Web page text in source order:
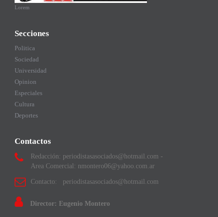
Lorem
Secciones
Politica
Sociedad
Universidad
Opinion
Especiales
Cultura
Deportes
Contactos
Redacción: periodistasasociados@hotmail.com -
Area Comercial: nmontero06@yahoo.com.ar
Contacto: periodistasasociados@hotmail.com
Director: Eugenio Montero